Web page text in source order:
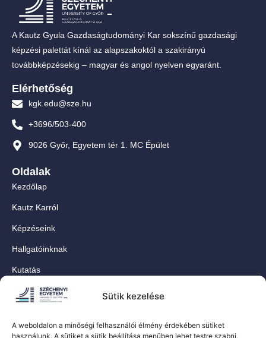
Sütik kezelése
A weboldalon a minőségi felhasználói élmény érdekében sütiket
használunk. A sütiket a sütik beállítása menüben lehet testre szabni.
A Kautz Gyula Gazdaságtudományi Kar sokszínű gazdasági
képzési palettát kínál az alapszakoktól a szakirányú
továbbképzésekig – magyar és angol nyelven egyaránt.
Elérhetőség
kgk.edu@sze.hu
+3696/503-400
9026 Győr, Egyetem tér 1. MC Épület
Oldalak
Kezdőlap
Kautz Karról
Képzéseink
Hallgatóinknak
Kutatás
Munkatársainknak
For Our International Students